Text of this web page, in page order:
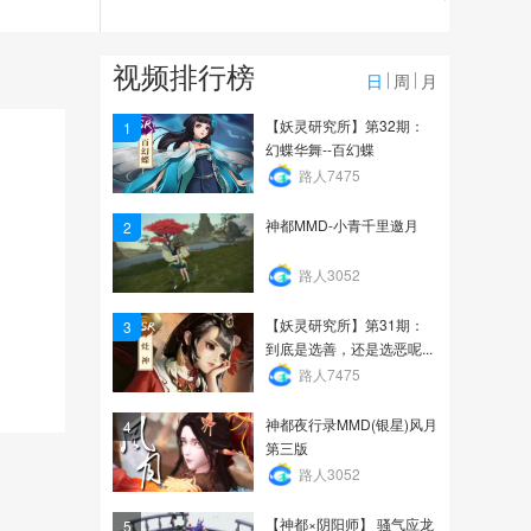
1400
【A.T.神都同人社】第二
期：狐撸娃（水猴子和...
1859
视频排行榜 日 周 月
1
【妖灵研究所】第32期：
幻蝶华舞--百幻蝶
路人7475
2 神都MMD-小青千里邀月
路人3052
3
【妖灵研究所】第31期：
到底是选善，还是选恶呢...
路人7475
4
神都夜行录MMD(银星)风月
第三版
路人3052
5 【神都×阴阳师】 骚气应龙